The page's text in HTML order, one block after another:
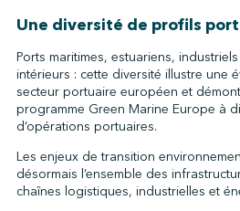
Une diversité de profils
Ports maritimes, estuariens,
intérieurs : cette diversité illustre une
secteur portuaire européen et
programme Green Marine Europe à
d’opérations portuaires.
Les enjeux de transition
désormais l’ensemble des
chaînes logistiques, industrielles et